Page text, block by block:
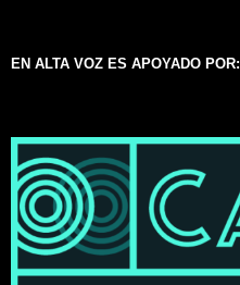
EN ALTA VOZ ES APOYADO POR: